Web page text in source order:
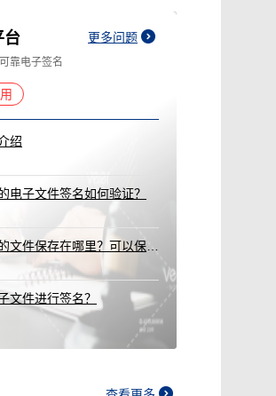
台 更多问题
靠电子签名
绍
电子文件签名如何验证？
文件进行签名？